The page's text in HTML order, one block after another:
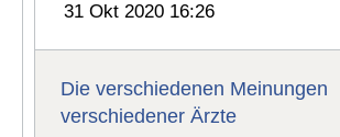
31 Okt 2020 16:26
Die verschiedenen Meinungen
verschiedener Ärzte